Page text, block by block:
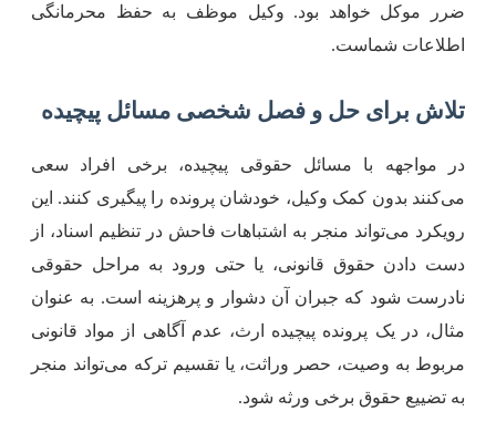
موکل خواهد بود. وکیل موظف به حفظ محرمانگی
شماست.
برای حل و فصل شخصی مسائل پیچیده
مواجهه با مسائل حقوقی پیچیده، برخی افراد سعی
بدون کمک وکیل، خودشان پرونده را پیگیری کنند. این
می‌تواند منجر به اشتباهات فاحش در تنظیم اسناد، از
دادن حقوق قانونی، یا حتی ورود به مراحل حقوقی
شود که جبران آن دشوار و پرهزینه است. به عنوان
در یک پرونده پیچیده ارث، عدم آگاهی از مواد قانونی
به وصیت، حصر وراثت، یا تقسیم ترکه می‌تواند منجر
تضییع حقوق برخی ورثه شود.